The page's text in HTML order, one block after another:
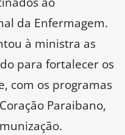
da Enfermagem.
à ministra as
para fortalecer os
com os programas
Paraibano,